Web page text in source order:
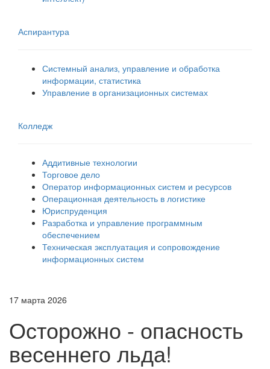
Аспирантура
Системный анализ, управление и обработка
информации, статистика
Управление в организационных системах
Колледж
Аддитивные технологии
Торговое дело
Оператор информационных систем и ресурсов
Операционная деятельность в логистике
Юриспруденция
Разработка и управление программным
обеспечением
Техническая эксплуатация и сопровождение
информационных систем
17 марта 2026
Осторожно - опасность
весеннего льда!